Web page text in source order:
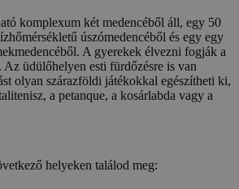
komplexum két medencéből áll, egy 50
úszómedencéből és egy egy
A gyerekek élvezni fogják a
üdülőhelyen esti fürdőzésre is van
olyan szárazföldi játékokkal egészítheti ki,
a petanque, a kosárlabda vagy a
helyeken találod meg: